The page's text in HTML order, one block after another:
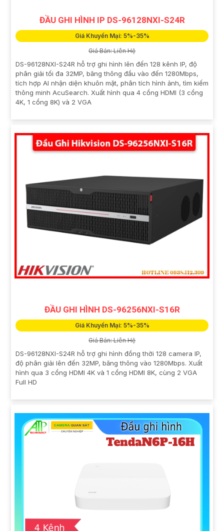
ĐẦU GHI HÌNH IP DS-96128NXI-S24R
Giá Khuyến Mại: 5%-35%
Giá Bán: Liên Hệ
DS-96128NXI-S24R hỗ trợ ghi hình lên đến 128 kênh IP, độ
phân giải tối đa 32MP, băng thông đầu vào đến 1280Mbps,
tích hợp AI nhận diện khuôn mặt, phân tích hình ảnh, tìm kiếm
thông minh AcuSearch. Xuất hình qua 4 cổng HDMI (3 cổng
4K, 1 cổng 8K) và 2 VGA
ĐẦU GHI HÌNH DS-96256NXI-S16R
Giá Khuyến Mại: 5%-35%
Giá Bán: Liên Hệ
DS-96128NXI-S24R hỗ trợ ghi hình đồng thời 128 camera IP,
độ phân giải lên đến 32MP, băng thông vào 1280Mbps. Xuất
hình qua 3 cổng HDMI 4K và 1 cổng HDMI 8K, cùng 2 VGA
Full HD